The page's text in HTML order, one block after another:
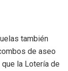
también
de aseo
la Lotería de